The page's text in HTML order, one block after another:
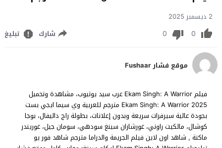
2 ديسمبر 2025
0
0 شارك تبليغ
موقع فشار Fushaar
فيلم Ekam Singh: A Warrior عرب سيد يوتيوب، مشاهدة وتحميل
Ekam Singh: A Warrior 2025 مترجم للعربية وي سيما ايجي بست
بجودة عالية سيرفرات سريعة وبدون إعلانات، بطولة راج داليفال، بوجا
كوشال، مالكيت راوني، غورشاران سينغ سودهي، سومان جيل، غوريندر
ماكنة , شاهد اون لاين فيلم الجريمة والدراما مترجم شاهد فور يو